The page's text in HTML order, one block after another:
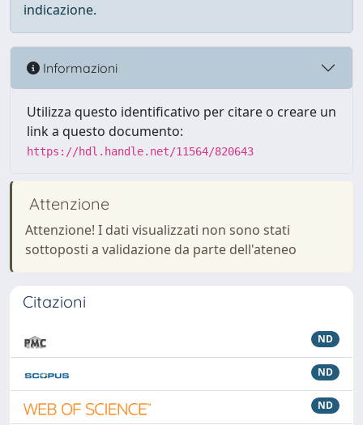
indicazione.
Informazioni
Utilizza questo identificativo per citare o creare un
link a questo documento:
https://hdl.handle.net/11564/820643
Attenzione
Attenzione! I dati visualizzati non sono stati
sottoposti a validazione da parte dell'ateneo
Citazioni
ND
ND
ND